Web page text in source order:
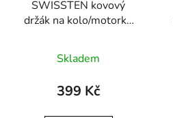
SWISSTEN kovový
držák na kolo/motorku
Skladem
399 Kč